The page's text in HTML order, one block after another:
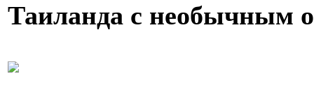
Таиланда с необычным